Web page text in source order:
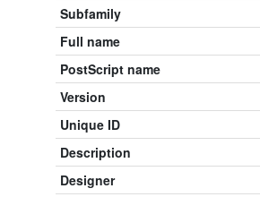
Subfamily
Full name
PostScript name
Version
Unique ID
Description
Designer